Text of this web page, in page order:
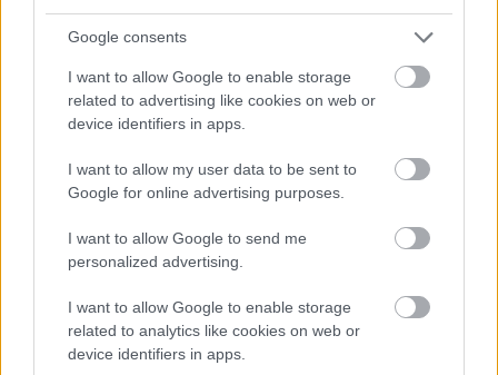
Google consents
I want to allow Google to enable storage
related to advertising like cookies on web or
device identifiers in apps.
I want to allow my user data to be sent to
Google for online advertising purposes.
I want to allow Google to send me
personalized advertising.
I want to allow Google to enable storage
related to analytics like cookies on web or
device identifiers in apps.
Los mejores jugadores de mayo en Comunio (22/23)